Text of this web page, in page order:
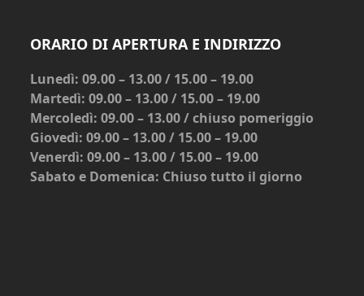
ORARIO DI APERTURA E INDIRIZZO
Lunedì: 09.00 – 13.00 / 15.00 – 19.00
Martedì: 09.00 – 13.00 / 15.00 – 19.00
Mercoledì: 09.00 – 13.00 / chiuso pomeriggio
Giovedì: 09.00 – 13.00 / 15.00 – 19.00
Venerdì: 09.00 – 13.00 / 15.00 – 19.00
Sabato e Domenica: Chiuso tutto il giorno